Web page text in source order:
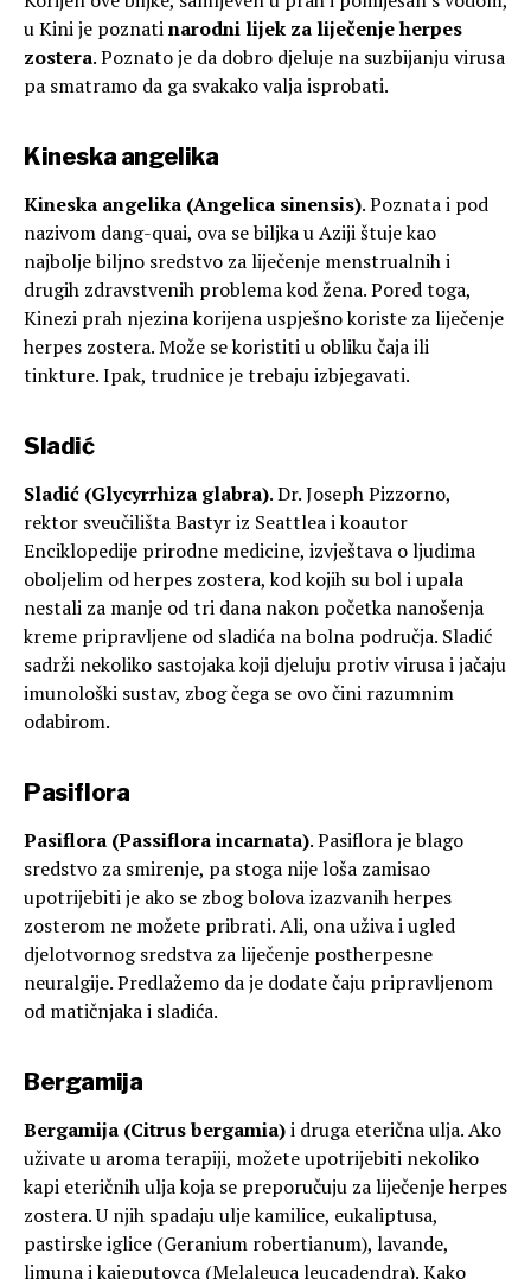
u Kini je poznatinarodni lijek za liječenje herpes
zostera. Poznato je da dobro djeluje na suzbijanju virusa
pa smatramo da ga svakako valja isprobati.
Kineska angelika
Kineska angelika (Angelica sinensis). Poznata i pod
nazivom dang-quai, ova se biljka u Aziji štuje kao
najbolje biljno sredstvo za liječenje menstrualnih i
drugih zdravstvenih problema kod žena. Pored toga,
Kinezi prah njezina korijena uspješno koriste za liječenje
herpes zostera. Može se koristiti u obliku čaja ili
tinkture. Ipak, trudnice je trebaju izbjegavati.
Sladić
Sladić (Glycyrrhiza glabra). Dr. Joseph Pizzorno,
rektor sveučilišta Bastyr iz Seattlea i koautor
Enciklopedije prirodne medicine, izvještava o ljudima
oboljelim od herpes zostera, kod kojih su bol i upala
nestali za manje od tri dana nakon početka nanošenja
kreme pripravljene od sladića na bolna područja. Sladić
sadrži nekoliko sastojaka koji djeluju protiv virusa i jačaju
imunološki sustav, zbog čega se ovo čini razumnim
odabirom.
Pasiflora
Pasiflora (Passiflora incarnata). Pasiflora je blago
sredstvo za smirenje, pa stoga nije loša zamisao
upotrijebiti je ako se zbog bolova izazvanih herpes
zosterom ne možete pribrati. Ali, ona uživa i ugled
djelotvornog sredstva za liječenje postherpesne
neuralgije. Predlažemo da je dodate čaju pripravljenom
od matičnjaka i sladića.
Bergamija
Bergamija (Citrus bergamia)i druga eterična ulja. Ako
uživate u aroma terapiji, možete upotrijebiti nekoliko
kapi eteričnih ulja koja se preporučuju za liječenje herpes
zostera. U njih spadaju ulje kamilice, eukaliptusa,
pastirske iglice (Geranium robertianum), lavande,
limuna i kajeputovca (Melaleuca leucadendra). Kako